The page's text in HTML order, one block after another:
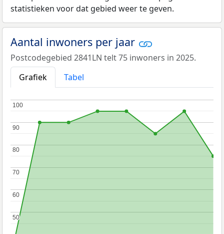
statistieken voor dat gebied weer te geven.
Aantal inwoners per jaar
Postcodegebied 2841LN telt 75 inwoners in 2025.
Grafiek
Tabel
50
50
60
60
70
70
80
80
90
90
100
100